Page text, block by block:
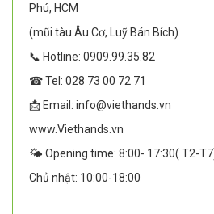
Phú, HCM
(mũi tàu Âu Cơ, Luỹ Bán Bích)
📞 Hotline: 0909.99.35.82
☎ Tel: 028 73 00 72 71
📩 Email: info@viethands.vn
www.Viethands.vn
🌤️ Opening time: 8:00- 17:30( T2-
Chủ nhật: 10:00-18:00